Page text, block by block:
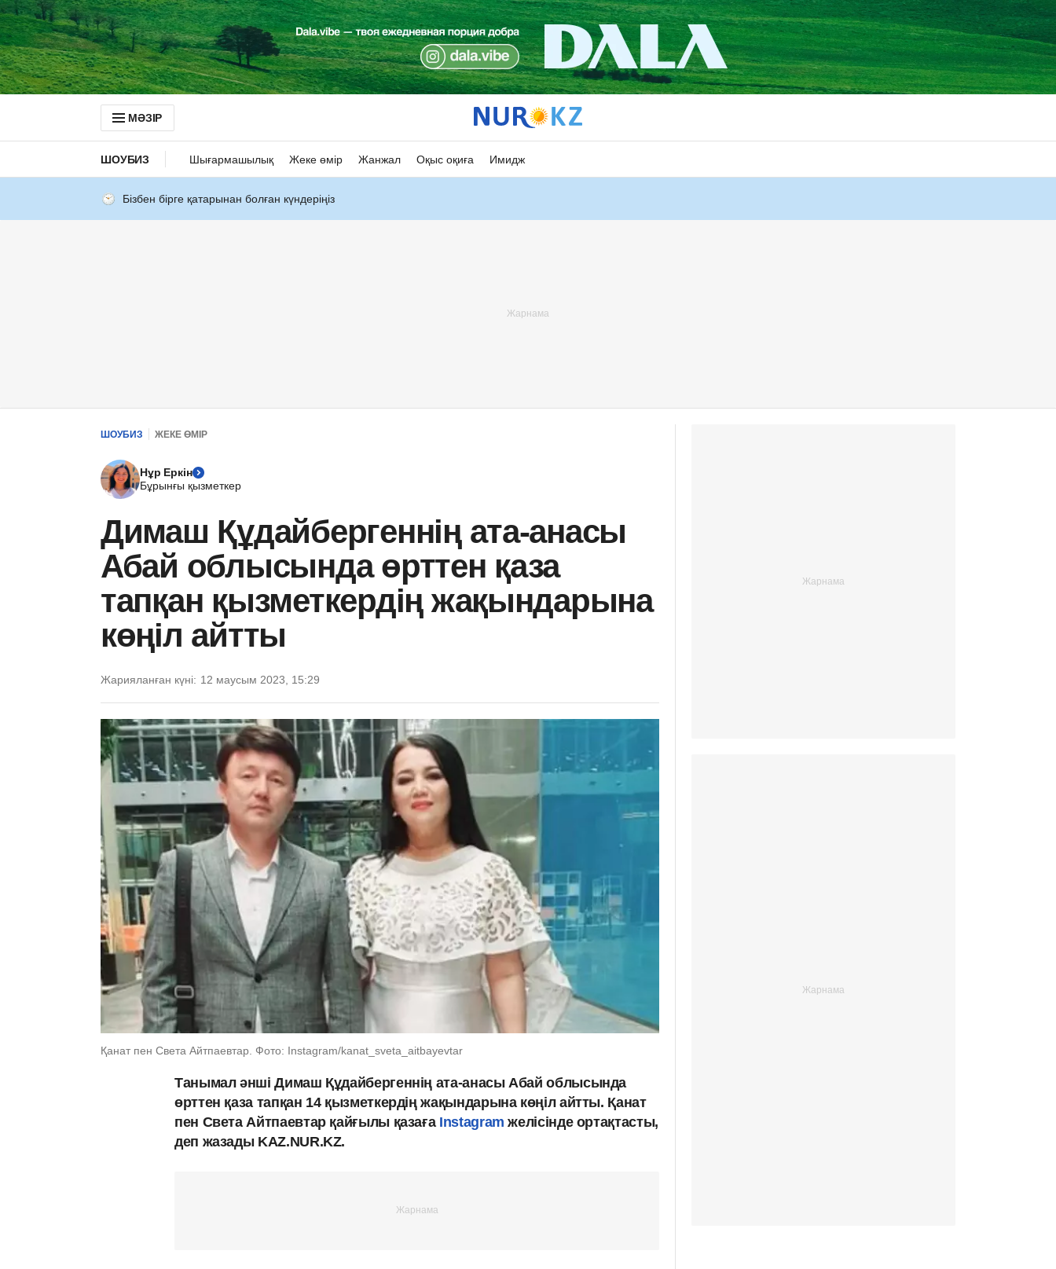
МӘЗІР
ШОУБИЗ Шығармашылық Жеке өмір Жанжал Оқыс оқиға Имидж
Бізбен бірге қатарынан болған күндеріңіз
ШОУБИЗ ЖЕКЕ ӨМІР
Нұр Еркін
Бұрынғы қызметкер
Димаш Құдайбергеннің ата-анасы
Абай облысында өрттен қаза
тапқан қызметкердің жақындарына
көңіл айтты
Жарияланған күні: 12 маусым 2023, 15:29
Қанат пен Света Айтпаевтар. Фото: Instagram/kanat_sveta_aitbayevtar
Танымал әнші Димаш Құдайбергеннің ата-анасы Абай облысында
өрттен қаза тапқан 14 қызметкердің жақындарына көңіл айтты. Қанат
пен Света Айтпаевтар қайғылы қазағаInstagramжелісінде ортақтасты,
деп жазады KAZ.NUR.KZ.